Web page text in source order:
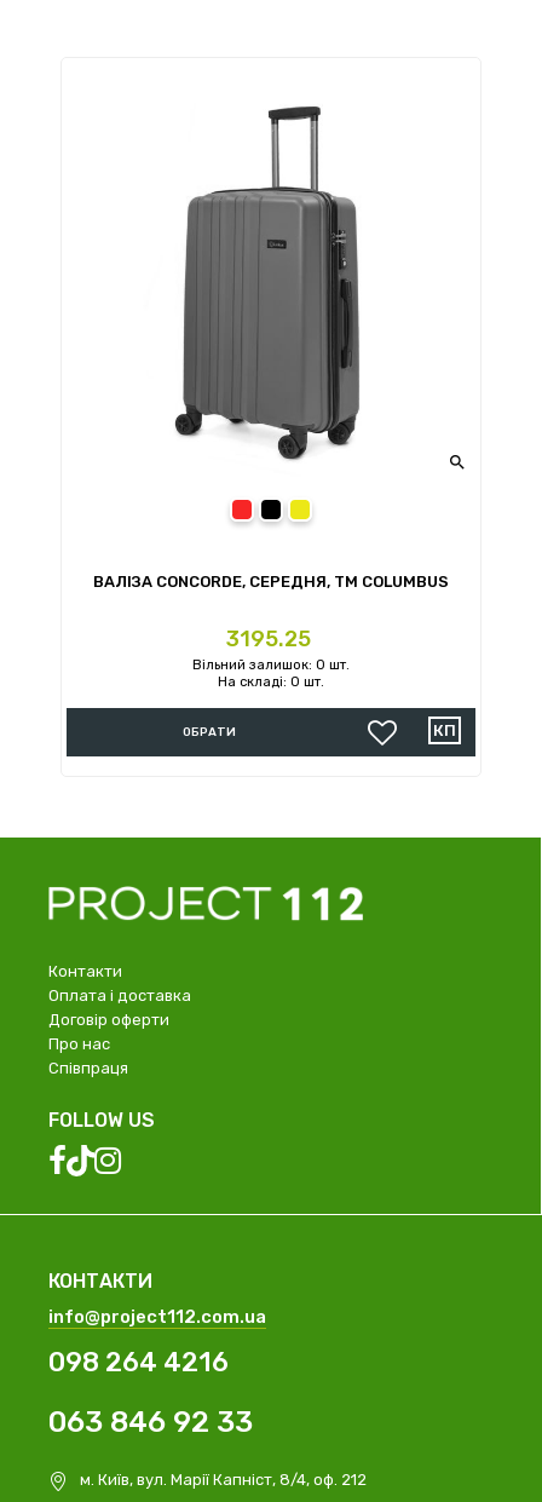

ВАЛІЗА CONCORDE, СЕРЕДНЯ, TM COLUMBUS
Ціна
3195.25
Вільний залишок: 0 шт.
На складі: 0 шт.
ОБРАТИ
Контакти
Оплата і доставка
Договір оферти
Про нас
Співпраця
FOLLOW US
КОНТАКТИ
info@project112.com.ua
098 264 4216
063 846 92 33
м. Київ, вул. Марії Капніст, 8/4, оф. 212